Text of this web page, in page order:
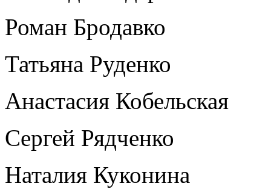
Роман Бродавко
Татьяна Руденко
Анастасия Кобельская
Сергей Рядченко
Наталия Куконина